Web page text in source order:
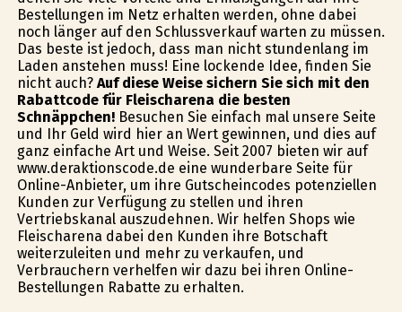
Bestellungen im Netz erhalten werden, ohne dabei
noch länger auf den Schlussverkauf warten zu müssen.
Das beste ist jedoch, dass man nicht stundenlang im
Laden anstehen muss! Eine lockende Idee, finden Sie
nicht auch? Auf diese Weise sichern Sie sich mit den
Rabattcode für Fleischarena die besten
Schnäppchen!Besuchen Sie einfach mal unsere Seite
und Ihr Geld wird hier an Wert gewinnen, und dies auf
ganz einfache Art und Weise. Seit 2007 bieten wir auf
www.deraktionscode.de eine wunderbare Seite für
Online-Anbieter, um ihre Gutscheincodes potenziellen
Kunden zur Verfügung zu stellen und ihren
Vertriebskanal auszudehnen. Wir helfen Shops wie
Fleischarena dabei den Kunden ihre Botschaft
weiterzuleiten und mehr zu verkaufen, und
Verbrauchern verhelfen wir dazu bei ihren Online-
Bestellungen Rabatte zu erhalten.